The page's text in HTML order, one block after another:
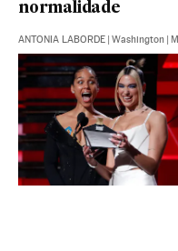
normalidade
ANTONIA LABORDE Washington